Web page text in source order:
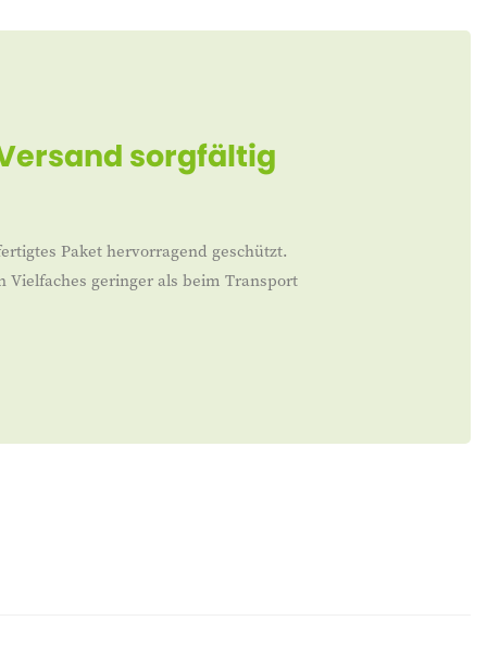
sorgfältig
Paket hervorragend geschützt.
Vielfaches geringer als beim Transport